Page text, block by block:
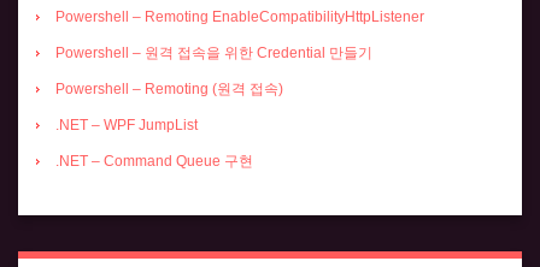
Powershell – Remoting EnableCompatibilityHttpListener
Powershell – 원격 접속을 위한 Credential 만들기
Powershell – Remoting (원격 접속)
.NET – WPF JumpList
.NET – Command Queue 구현